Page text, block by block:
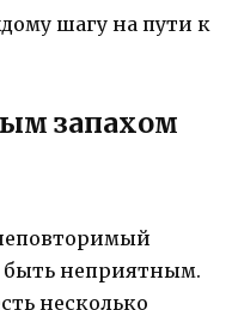
шагу на пути к
запахом
быть неприятным.
несколько